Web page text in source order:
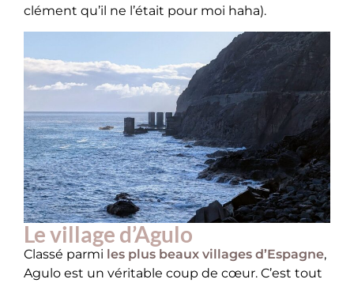
clément qu’il ne l’était pour moi haha).
Le village d’Agulo
Classé parmi les plus beaux villages d’Espagne,
Agulo est un véritable coup de cœur. C’est tout